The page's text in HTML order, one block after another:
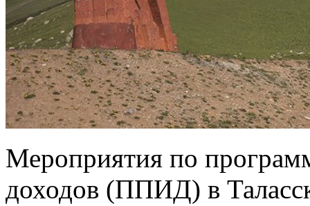
Мероприятия по
доходов (ППИД) в